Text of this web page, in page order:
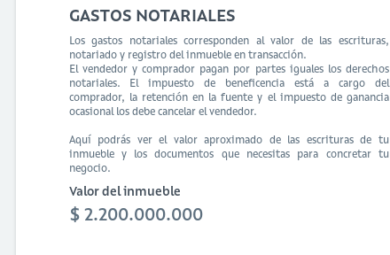
GASTOS NOTARIALES
Los gastos notariales corresponden al valor de las escrituras,
notariado y registro del inmueble en transacción.
El vendedor y comprador pagan por partes iguales los derechos
notariales. El impuesto de beneficencia está a cargo del
comprador, la retención en la fuente y el impuesto de ganancia
ocasional los debe cancelar el vendedor.
Aquí podrás ver el valor aproximado de las escrituras de tu
inmueble y los documentos que necesitas para concretar tu
negocio.
Valor del inmueble
$ 2.200.000.000